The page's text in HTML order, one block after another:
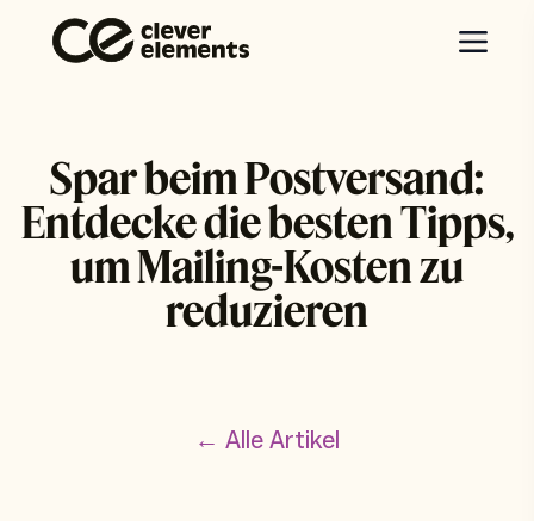
Spar beim Postversand:
Entdecke die besten Tipps,
um Mailing-Kosten zu
reduzieren
← Alle Artikel